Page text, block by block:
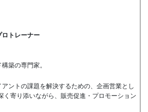
ロトレーナー
築の専門家。
ントの課題を解決するための、企画営業とし
く寄り添いながら、販売促進・プロモーション